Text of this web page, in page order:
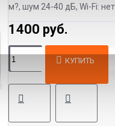
м?, шум 24-40 дБ, Wi-Fi:
1400 руб.
КУПИТЬ